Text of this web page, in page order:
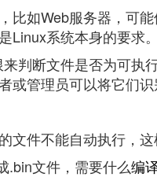
比如Web服务器，可
Linux系统本身的要求。
判断文件是否为可执
或管理员可以将它们识
文件不能自动执行，这
.bin文件，需要什么编